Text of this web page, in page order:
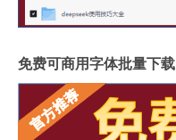
免费可商用字体批量下载